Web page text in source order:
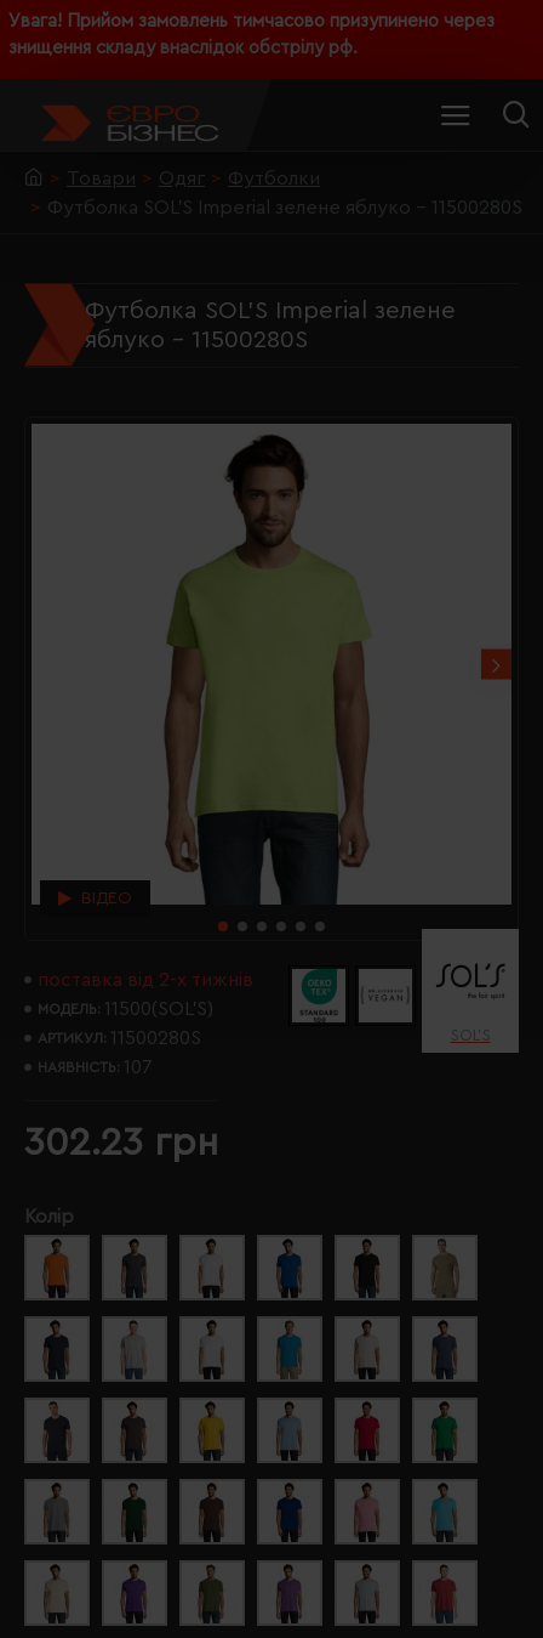
Увага! Прийом замовлень тимчасово призупинено через
знищення складу внаслідок обстрілу рф.
Товари Одяг
Футболки
Футболка SOL'S Imperial зелене яблуко - 11500280S
Футболка SOL'S Imperial зелене
яблуко - 11500280S
ВІДЕО
поставка від 2-х тижнів
МОДЕЛЬ: 11500(SOL’S)
АРТИКУЛ: 11500280S
НАЯВНІСТЬ: 107
SOL’S
302.23 грн
Колір